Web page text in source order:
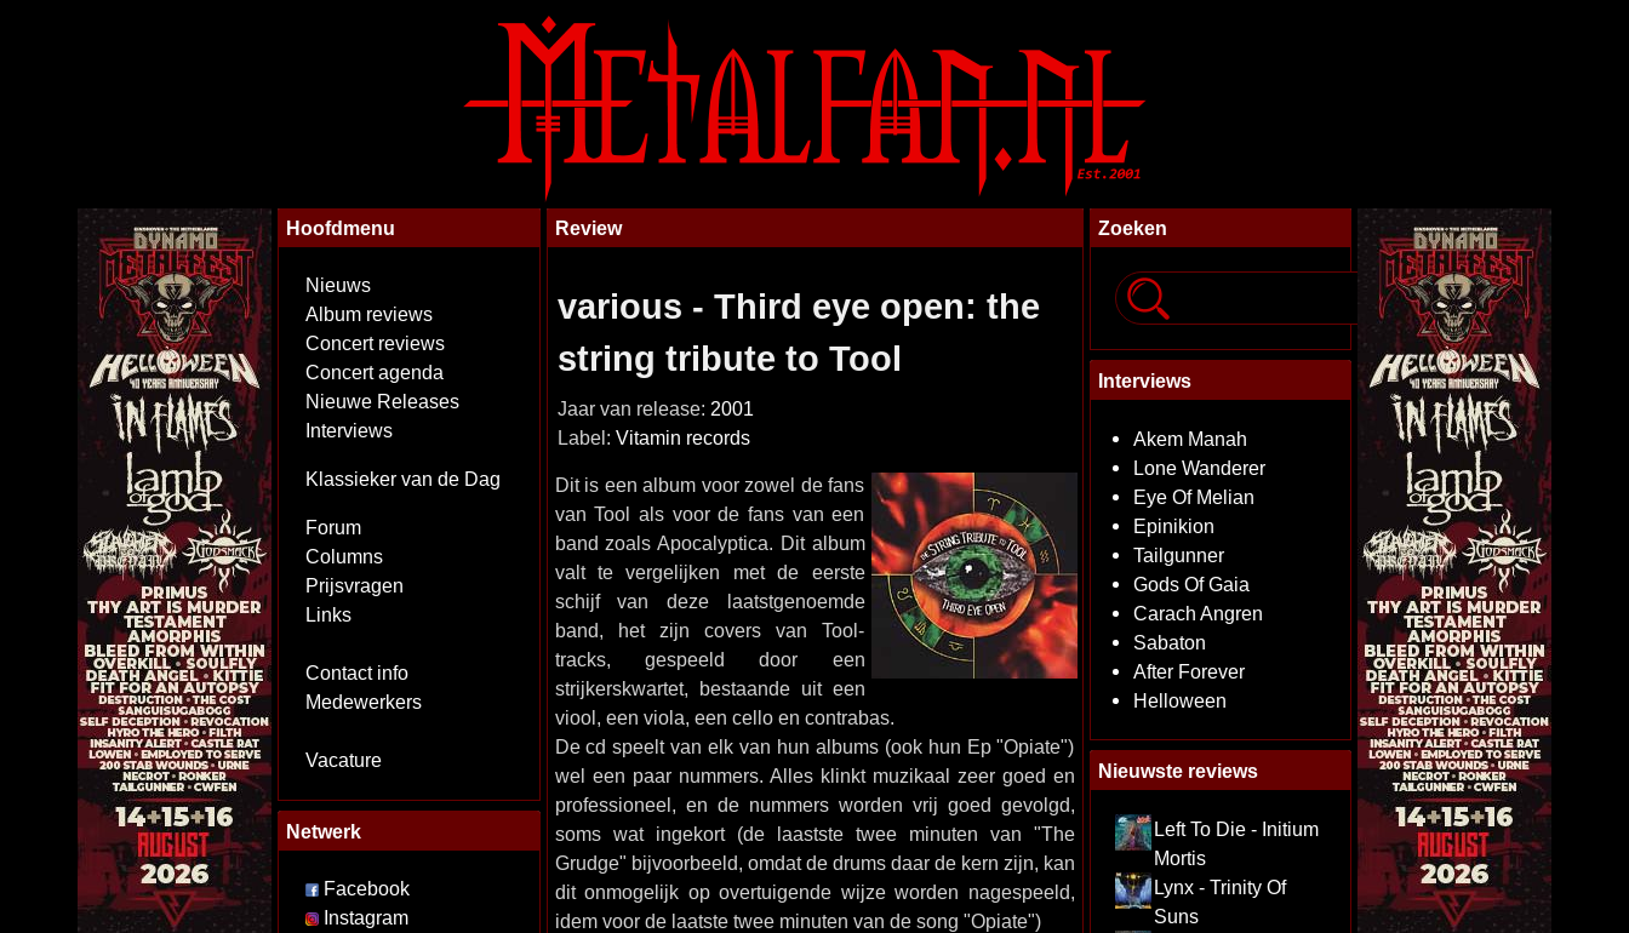
Hoofdmenu
Nieuws
Album reviews
Concert reviews
Concert agenda
Nieuwe Releases
Interviews
Klassieker van de Dag
Forum
Columns
Prijsvragen
Links
Contact info
Medewerkers
Vacature
Netwerk
Facebook
Instagram
Review
various - Third eye open: the
string tribute to Tool
Jaar van release: 2001
Label: Vitamin records
Dit is een album voor zowel de fans
van Tool als voor de fans van een
band zoals Apocalyptica. Dit album
valt te vergelijken met de eerste
schijf van deze laatstgenoemde
band, het zijn covers van Tool-
tracks, gespeeld door een
strijkerskwartet, bestaande uit een
viool, een viola, een cello en contrabas.
De cd speelt van elk van hun albums (ook hun Ep "Opiate")
wel een paar nummers. Alles klinkt muzikaal zeer goed en
professioneel, en de nummers worden vrij goed gevolgd,
soms wat ingekort (de laastste twee minuten van "The
Grudge" bijvoorbeeld, omdat de drums daar de kern zijn, kan
dit onmogelijk op overtuigende wijze worden nagespeeld,
idem voor de laatste twee minuten van de song "Opiate")
Zoeken
Interviews
Akem Manah
Lone Wanderer
Eye Of Melian
Epinikion
Tailgunner
Gods Of Gaia
Carach Angren
Sabaton
After Forever
Helloween
Nieuwste reviews
Left To Die - Initium
Mortis
Lynx - Trinity Of
Suns